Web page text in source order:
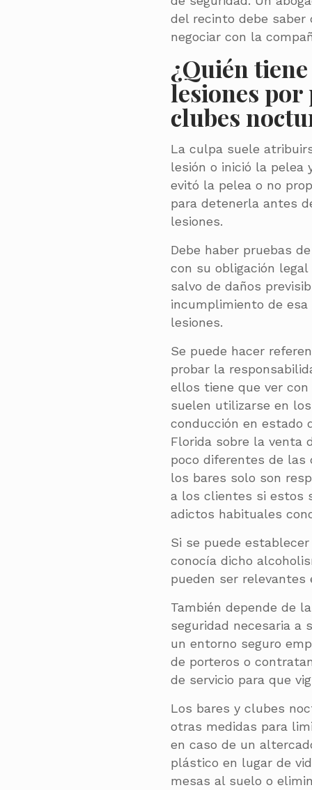
del recinto debe saber
negociar con la
¿Quién
lesiones por
clubes
La culpa suele
lesión o inició la pelea
evitó la pelea o no
para detenerla antes
lesiones.
Debe haber pruebas
con su obligación
salvo de daños
incumplimiento de
lesiones.
Se puede hacer
probar la
ellos tiene que ver con
suelen utilizarse en
conducción en estado
Florida sobre la venta
poco diferentes de las
los bares solo son
a los clientes si estos
adictos habituales
Si se puede
conocía dicho
pueden ser relevantes
También depende de
seguridad necesaria a
un entorno seguro
de porteros o
de servicio para que
Los bares y clubes
otras medidas para
en caso de un
plástico en lugar de
mesas al suelo o